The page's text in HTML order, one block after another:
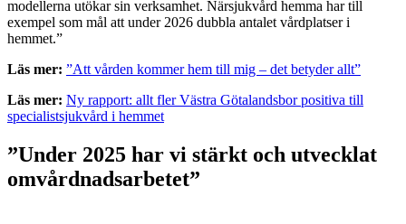
modellerna utökar sin verksamhet. Närsjukvård hemma har till
exempel som mål att under 2026 dubbla antalet vårdplatser i
hemmet.”
Läs mer: ”Att vården kommer hem till mig – det betyder allt”
Läs mer: Ny rapport: allt fler Västra Götalandsbor positiva till
specialistsjukvård i hemmet
”Under 2025 har vi stärkt och utvecklat
omvårdnadsarbetet”